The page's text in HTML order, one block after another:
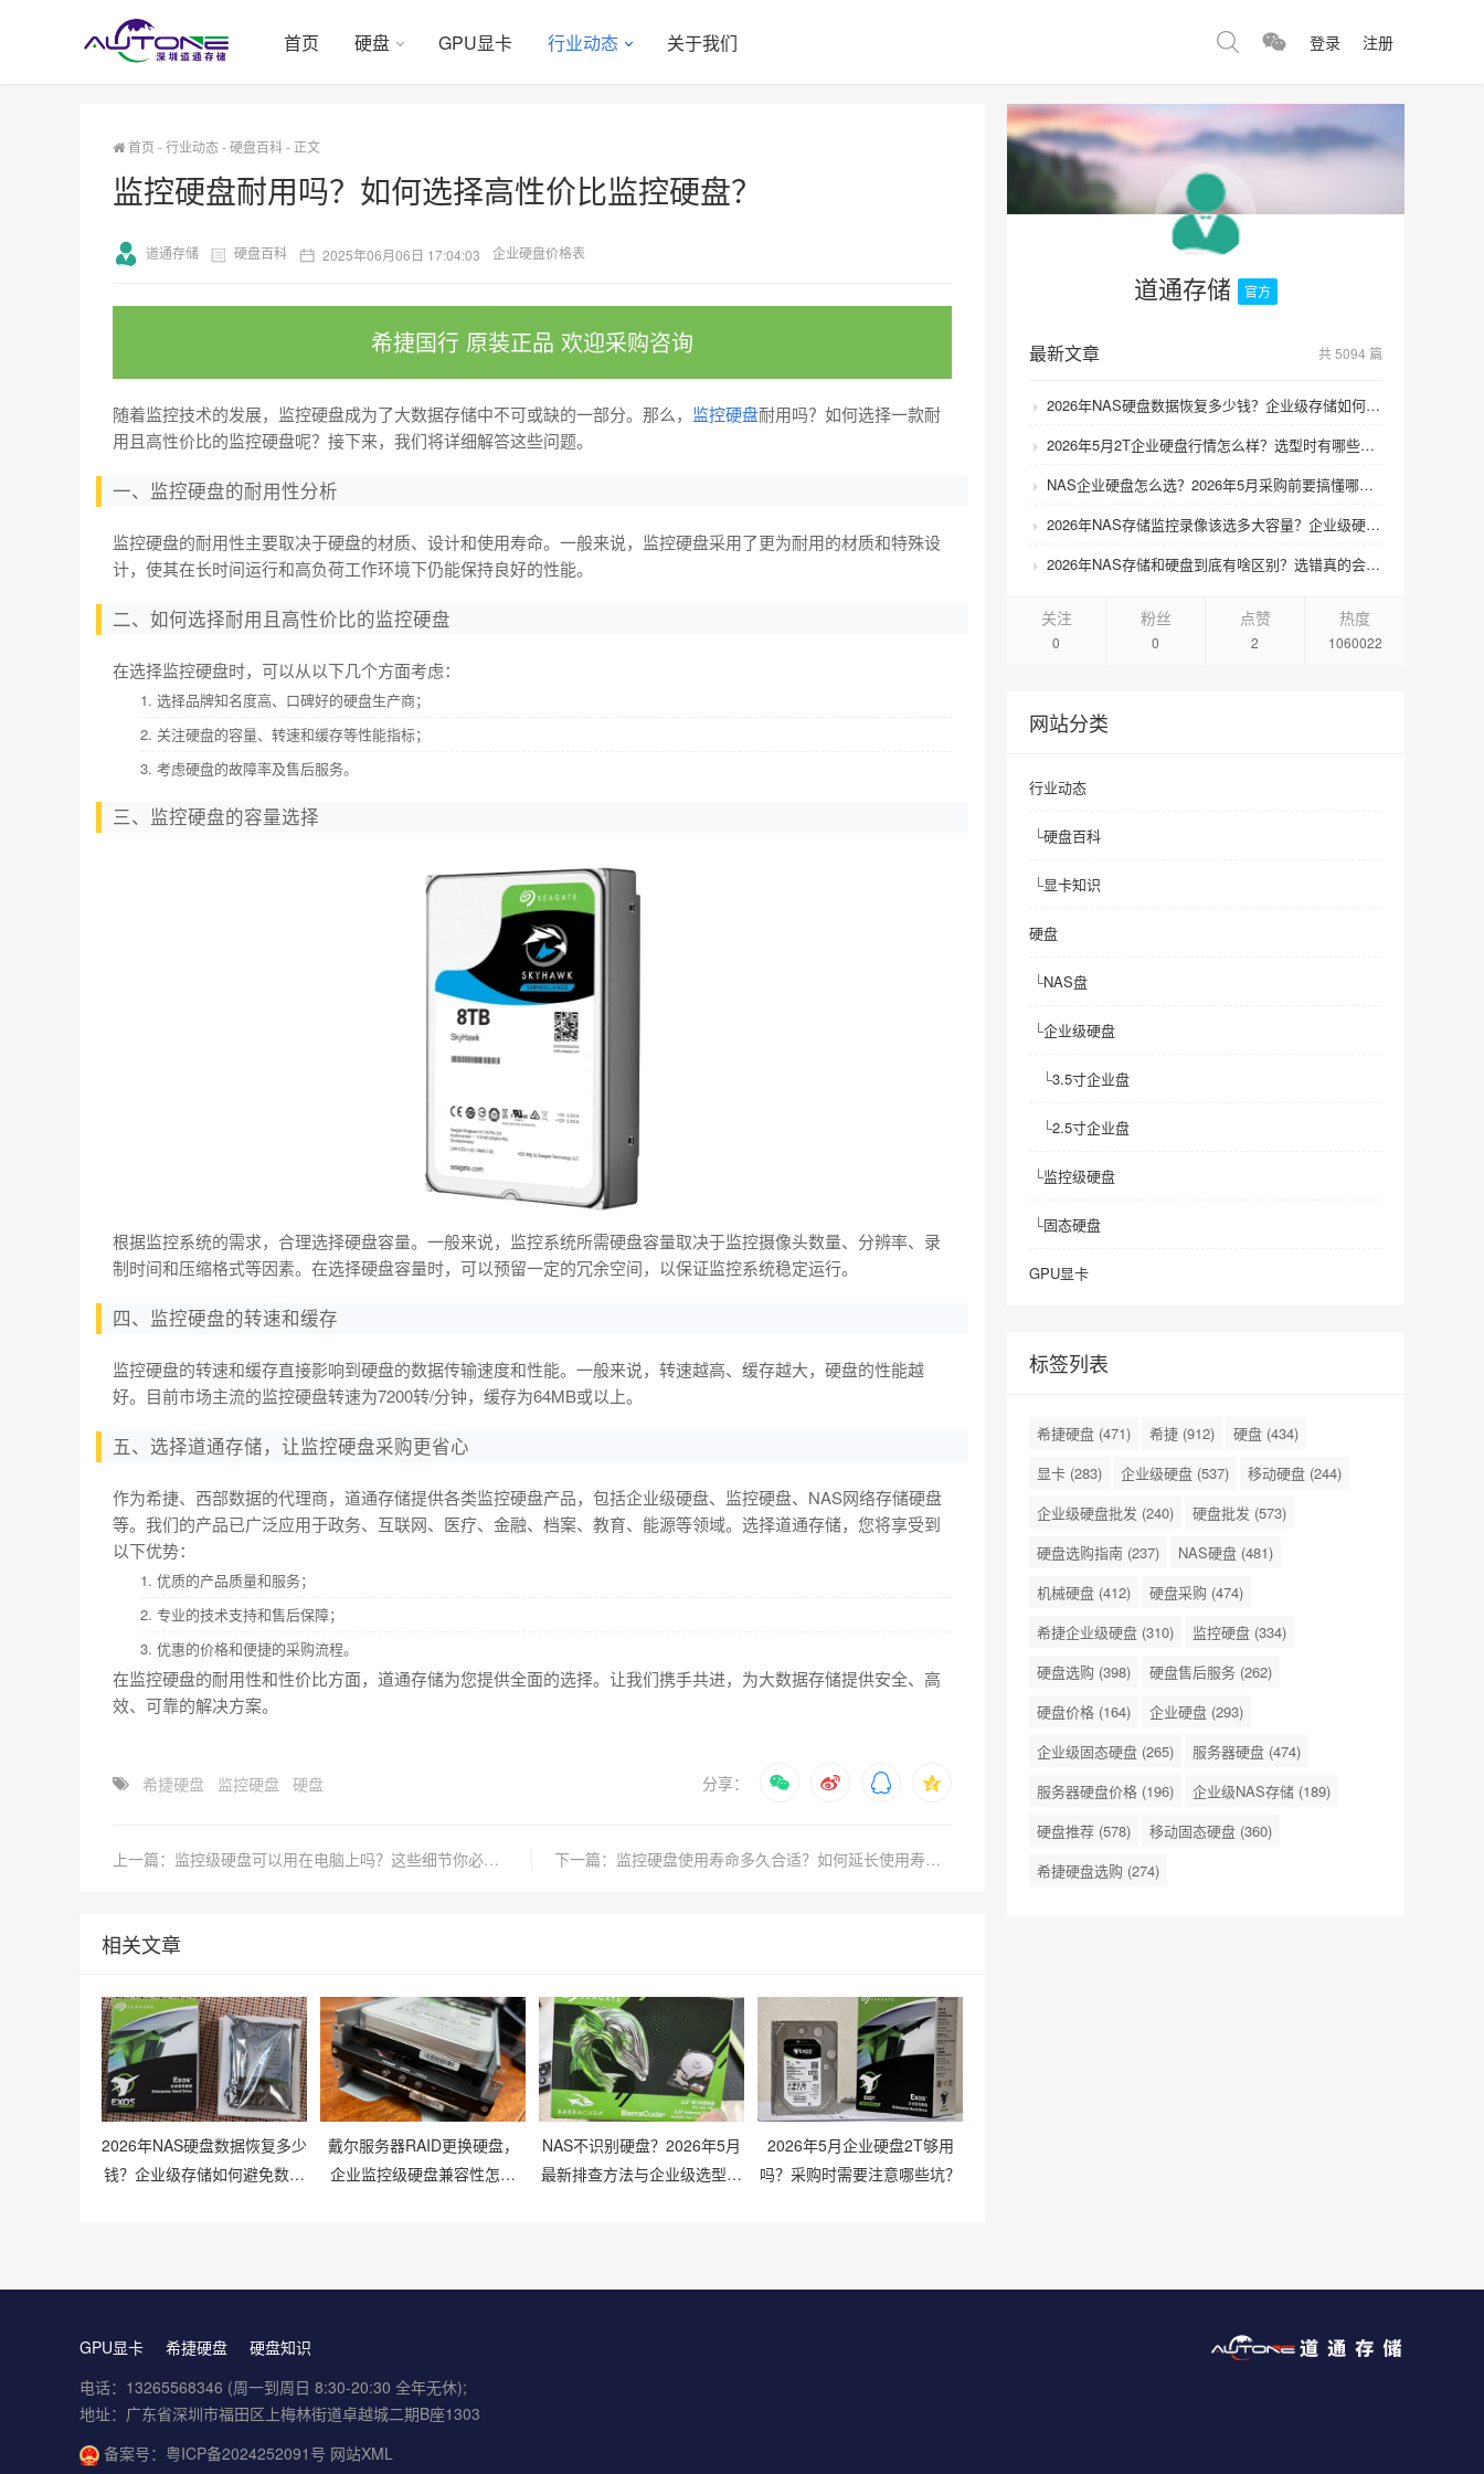
首页 硬盘 GPU显卡 行业动态 关于我们 登录 注册
首页 -行业动态-硬盘百科- 正文
监控硬盘耐用吗？如何选择高性价比监控硬盘？
道通存储 硬盘百科 2025年06月06日 17:04:03 企业硬盘价格表
希捷国行 原装正品 欢迎采购咨询
随着监控技术的发展，监控硬盘成为了大数据存储中不可或缺的一部分。那么， 监控硬盘耐用吗？如何选择一款耐
用且高性价比的监控硬盘呢？接下来，我们将详细解答这些问题。
一、监控硬盘的耐用性分析
监控硬盘的耐用性主要取决于硬盘的材质、设计和使用寿命。一般来说，监控硬盘采用了更为耐用的材质和特殊设
计，使其在长时间运行和高负荷工作环境下仍能保持良好的性能。
二、如何选择耐用且高性价比的监控硬盘
在选择监控硬盘时，可以从以下几个方面考虑：
1. 选择品牌知名度高、口碑好的硬盘生产商；
2. 关注硬盘的容量、转速和缓存等性能指标；
3. 考虑硬盘的故障率及售后服务。
三、监控硬盘的容量选择
根据监控系统的需求，合理选择硬盘容量。一般来说，监控系统所需硬盘容量取决于监控摄像头数量、分辨率、录
制时间和压缩格式等因素。在选择硬盘容量时，可以预留一定的冗余空间，以保证监控系统稳定运行。
四、监控硬盘的转速和缓存
监控硬盘的转速和缓存直接影响到硬盘的数据传输速度和性能。一般来说，转速越高、缓存越大，硬盘的性能越
好。目前市场主流的监控硬盘转速为7200转/分钟，缓存为64MB或以上。
五、选择道通存储，让监控硬盘采购更省心
作为希捷、西部数据的代理商，道通存储提供各类监控硬盘产品，包括企业级硬盘、监控硬盘、NAS网络存储硬盘
等。我们的产品已广泛应用于政务、互联网、医疗、金融、档案、教育、能源等领域。选择道通存储，您将享受到
以下优势：
1. 优质的产品质量和服务；
2. 专业的技术支持和售后保障；
3. 优惠的价格和便捷的采购流程。
在监控硬盘的耐用性和性价比方面，道通存储为您提供全面的选择。让我们携手共进，为大数据存储提供安全、高
效、可靠的解决方案。
希捷硬盘 监控硬盘 硬盘 分享：
上一篇：监控级硬盘可以用在电脑上吗？这些细节你必须知道！ 下一篇：监控硬盘使用寿命多久合适？如何延长使用寿命？
相关文章
2026年NAS硬盘数据恢复多少
钱？企业级存储如何避免数据
戴尔服务器RAID更换硬盘，
企业监控级硬盘兼容性怎么
NAS不识别硬盘？2026年5月
最新排查方法与企业级选型建
2026年5月企业硬盘2T够用
吗？采购时需要注意哪些坑？
道通存储 官方
最新文章 共 5094 篇
2026年NAS硬盘数据恢复多少钱？企业级存储如何避免数据丢失风险？
2026年5月2T企业硬盘行情怎么样？选型时有哪些避坑技巧？
NAS企业硬盘怎么选？2026年5月采购前要搞懂哪些坑？
2026年NAS存储监控录像该选多大容量？企业级硬盘怎么搭配才划算？
2026年NAS存储和硬盘到底有啥区别？选错真的会后悔吗？
关注
0
粉丝
0
点赞
2
热度
1060022
网站分类
行业动态
└硬盘百科
└显卡知识
硬盘
└NAS盘
└企业级硬盘
└3.5寸企业盘
└2.5寸企业盘
└监控级硬盘
└固态硬盘
GPU显卡
标签列表
希捷硬盘 (471) 希捷 (912) 硬盘 (434)
显卡 (283) 企业级硬盘 (537) 移动硬盘 (244)
企业级硬盘批发 (240) 硬盘批发 (573)
硬盘选购指南 (237) NAS硬盘 (481)
机械硬盘 (412) 硬盘采购 (474)
希捷企业级硬盘 (310) 监控硬盘 (334)
硬盘选购 (398) 硬盘售后服务 (262)
硬盘价格 (164) 企业硬盘 (293)
企业级固态硬盘 (265) 服务器硬盘 (474)
服务器硬盘价格 (196) 企业级NAS存储 (189)
硬盘推荐 (578) 移动固态硬盘 (360)
希捷硬盘选购 (274)
GPU显卡 希捷硬盘
硬盘知识
电话：13265568346 (周一到周日 8:30-20:30 全年无休);
地址：广东省深圳市福田区上梅林街道卓越城二期B座1303
备案号： 粤ICP备2024252091号 网站XML